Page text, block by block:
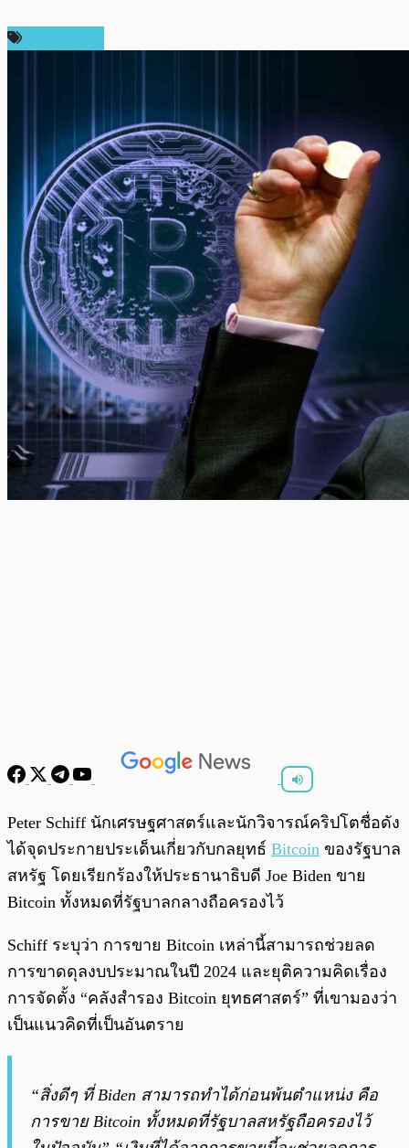
พร้อมเล่น 0:00 /0:00
Peter Schiff นักเศรษฐศาสตร์และนักวิจารณ์คริปโตชื่อดัง
ได้จุดประกายประเด็นเกี่ยวกับกลยุทธ์ Bitcoin ของรัฐบาล
สหรัฐ โดยเรียกร้องให้ประธานาธิบดี Joe Biden ขาย
Bitcoin ทั้งหมดที่รัฐบาลกลางถือครองไว้
Schiff ระบุว่า การขาย Bitcoin เหล่านี้สามารถช่วยลด
การขาดดุลงบประมาณในปี 2024 และยุติความคิดเรื่อง
การจัดตั้ง “คลังสำรอง Bitcoin ยุทธศาสตร์” ที่เขามองว่า
เป็นแนวคิดที่เป็นอันตราย
“สิ่งดีๆ ที่ Biden สามารถทำได้ก่อนพ้นตำแหน่ง คือ
การขาย Bitcoin ทั้งหมดที่รัฐบาลสหรัฐถือครองไว้